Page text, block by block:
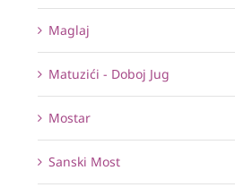
Maglaj
Matuzići - Doboj Jug
Mostar
Sanski Most